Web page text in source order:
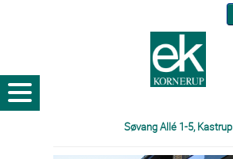
Søvang Allé 1-5, Kastrup